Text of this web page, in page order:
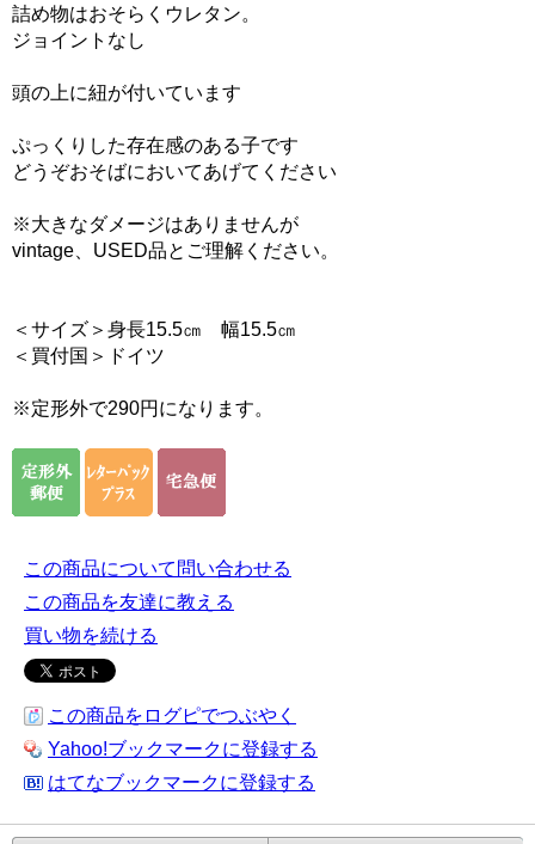
詰め物はおそらくウレタン。
ジョイントなし
頭の上に紐が付いています
ぷっくりした存在感のある子です
どうぞおそばにおいてあげてください
※大きなダメージはありませんが
vintage、USED品とご理解ください。
＜サイズ＞身長15.5㎝ 幅15.5㎝
＜買付国＞ドイツ
※定形外で290円になります。
この商品について問い合わせる
この商品を友達に教える
買い物を続ける
この商品をログピでつぶやく
Yahoo!ブックマークに登録する
はてなブックマークに登録する